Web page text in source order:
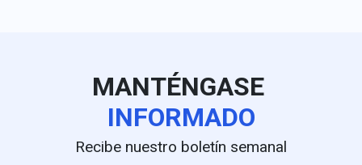
MANTÉNGASE
INFORMADO
Recibe nuestro boletín semanal